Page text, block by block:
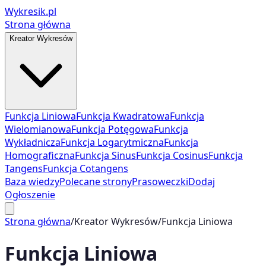
Wykresik.pl
Strona główna
Kreator Wykresów
Funkcja LiniowaFunkcja KwadratowaFunkcja
WielomianowaFunkcja PotęgowaFunkcja
WykładniczaFunkcja LogarytmicznaFunkcja
HomograficznaFunkcja SinusFunkcja CosinusFunkcja
TangensFunkcja Cotangens
Baza wiedzyPolecane stronyPrasoweczkiDodaj
Ogłoszenie
Strona główna/Kreator Wykresów/Funkcja Liniowa
Funkcja Liniowa